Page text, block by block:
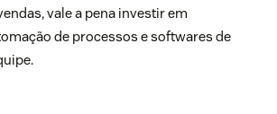
vale a pena investir em
de processos e softwares de